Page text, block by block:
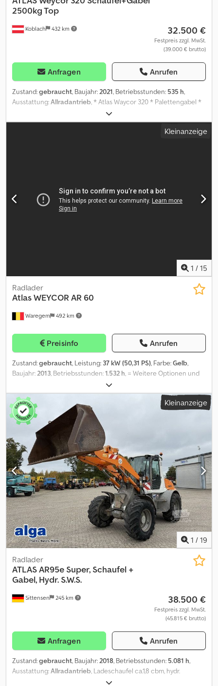
Koblach 432 km
2500kg Top
32.500 €
Festpreis zzgl. MwSt.
(39.000 € brutto)
Anfragen Anrufen
Zustand:gebraucht, Baujahr: 2021, Betriebsstunden: 535 h,
Ausstattung:Allradantrieb , * Atlas Waycor 320 * Palettengabel *
Schaufel * Schnellwechseleinrichtung Dedexzwdtspfx Acrokr *
Yanmar Diesel Motor * Stunden 535 * Baujahr 2021 * Gesamt
Zustand sehr Gut * Sofort einsatzbereit * Arbeitszeit von Mo bis
Kleinanzeige
1 / 15
Waregem 492 km
Radlader
AtlasWEYCOR AR 60
Preisinfo Anrufen
Zustand:gebraucht, Leistung: 37 kW (50,31 PS), Farbe:Gelb,
Baujahr:2013, Betriebsstunden:1.532 h, = Weitere Optionen und
Zubehör = Dsdpfxoyt A Rwj Acrekr - Schnellwechsler = Weitere
Informationen = Leergewicht: 4.300 kg Motormarke: Yanmar
4TN88BD Hubkapazität: 3.000 kg Seriennummer:
160111OE114164C1 Wenden Sie sich an Sales Department, um
weitere Informationen zu erhalten.
Kleinanzeige
1 / 19
Sittensen 245 km
Radlader
ATLASAR95e Super, Schaufel +
Gabel, Hydr. S.W.S.
38.500 €
Festpreis zzgl. MwSt.
(45.815 € brutto)
Anfragen Anrufen
Zustand:gebraucht, Baujahr:2018, Betriebsstunden: 5.081 h,
Ausstattung:Allradantrieb, Ladeschaufel ca.1,8 cbm, hydr.
Schnellwechselsystem, Palettengabel, guter Zustand, Fahrzeug